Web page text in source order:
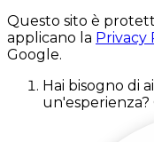
Questo sito è
applicano la Privacy
Google.
Hai bisogno di
un'esperienza?